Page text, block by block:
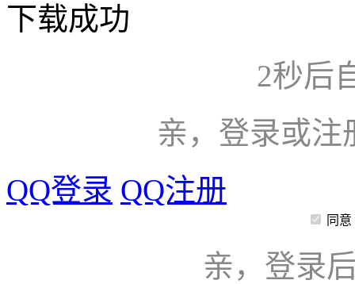
下载成功
2秒后
亲，登录或注
QQ登录 QQ注册
同意
亲，登录